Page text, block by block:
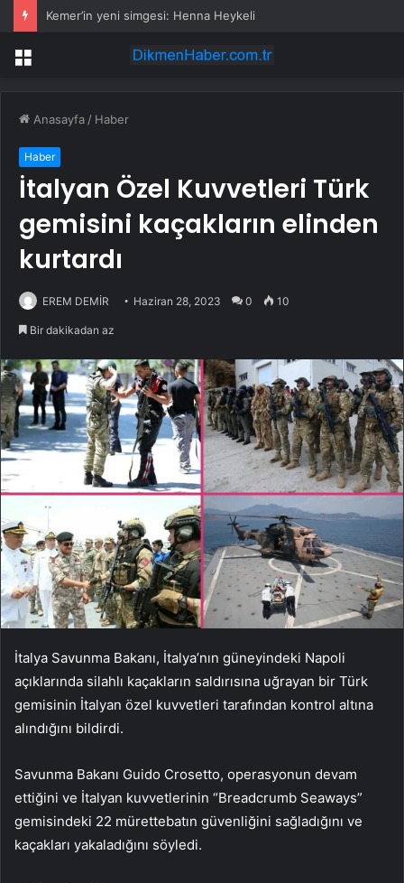
Kemer’in yeni simgesi: Henna Heykeli
Menü
Anasayfa / Haber
Haber
İtalyan Özel Kuvvetleri Türk
gemisini kaçakların elinden
kurtardı
EREM DEMİR Haziran 28, 2023 0 10
Bir dakikadan az
İtalya Savunma Bakanı, İtalya’nın güneyindeki Napoli
açıklarında silahlı kaçakların saldırısına uğrayan bir Türk
gemisinin İtalyan özel kuvvetleri tarafından kontrol altına
alındığını bildirdi.
Savunma Bakanı Guido Crosetto, operasyonun devam
ettiğini ve İtalyan kuvvetlerinin “Breadcrumb Seaways”
gemisindeki 22 mürettebatın güvenliğini sağladığını ve
kaçakları yakaladığını söyledi.